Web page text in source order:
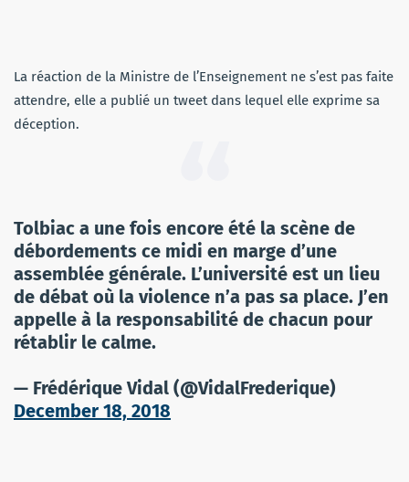
La réaction de la Ministre de l’Enseignement ne s’est pas faite
attendre, elle a publié un tweet dans lequel elle exprime sa
déception.
Tolbiac a une fois encore été la scène de
débordements ce midi en marge d’une
assemblée générale. L’université est un lieu
de débat où la violence n’a pas sa place. J’en
appelle à la responsabilité de chacun pour
rétablir le calme.
— Frédérique Vidal (@VidalFrederique)
December 18, 2018